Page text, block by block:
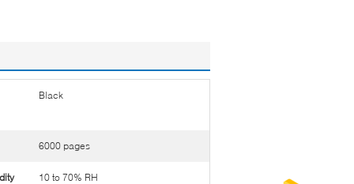
Black
6000 pages
10 to 70% RH